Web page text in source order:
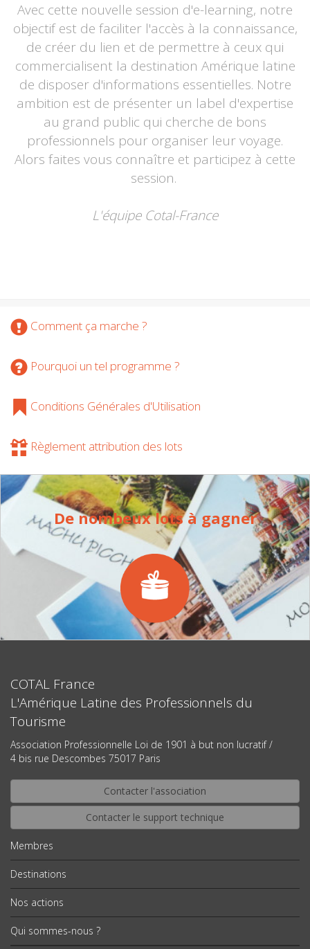
Avec cette nouvelle session d'e-learning, notre
objectif est de faciliter l'accès à la connaissance,
de créer du lien et de permettre à ceux qui
commercialisent la destination Amérique latine
de disposer d'informations essentielles. Notre
ambition est de présenter un label d'expertise
au grand public qui cherche de bons
professionnels pour organiser leur voyage.
Alors faites vous connaître et participez à cette
session.
L'équipe Cotal-France
Comment ça marche ?
Pourquoi un tel programme ?
Conditions Générales d'Utilisation
Règlement attribution des lots
De nombeux lots à gagner
COTAL France
L'Amérique Latine des Professionnels du
Tourisme
Association Professionnelle Loi de 1901 à but non lucratif /
4 bis rue Descombes 75017 Paris
Contacter l'association
Contacter le support technique
Membres
Destinations
Nos actions
Qui sommes-nous ?